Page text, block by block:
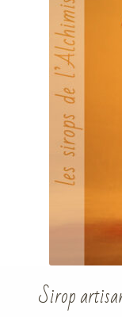
Sirop